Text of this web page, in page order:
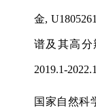
金,
谱及其高分
2019.1-
国家自然科